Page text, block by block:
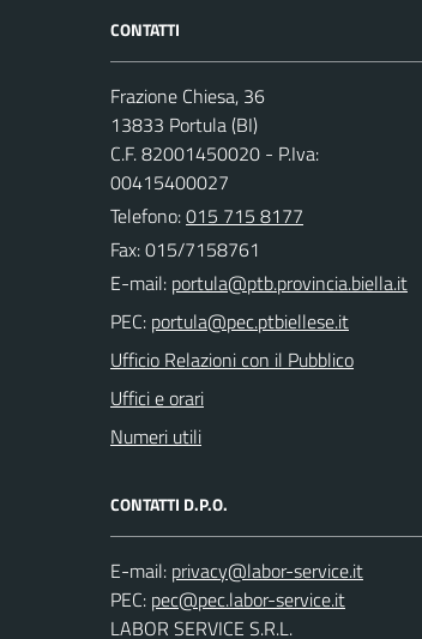
CONTATTI
Frazione Chiesa, 36
13833 Portula (BI)
C.F. 82001450020 - P.Iva:
00415400027
Telefono:015 715 8177
Fax: 015/7158761
E-mail:
PEC:
Ufficio Relazioni con il Pubblico
Uffici e orari
Numeri utili
CONTATTI D.P.O.
E-mail:
PEC:
LABOR SERVICE S.R.L.